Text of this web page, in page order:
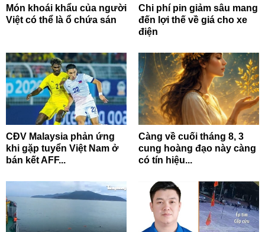
Món khoái khẩu của người
Việt có thể là ổ chứa sán
Chi phí pin giảm sâu mang
đến lợi thế về giá cho xe
điện
CĐV Malaysia phản ứng
khi gặp tuyển Việt Nam ở
bán kết AFF...
Càng về cuối tháng 8, 3
cung hoàng đạo này càng
có tín hiệu...